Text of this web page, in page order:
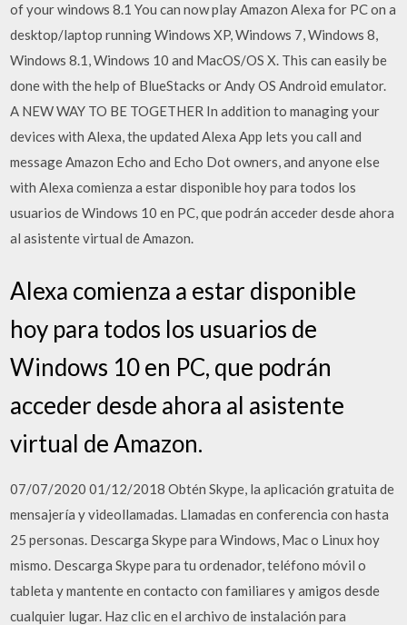
of your windows 8.1 You can now play Amazon Alexa for PC on a
desktop/laptop running Windows XP, Windows 7, Windows 8,
Windows 8.1, Windows 10 and MacOS/OS X. This can easily be
done with the help of BlueStacks or Andy OS Android emulator.
A NEW WAY TO BE TOGETHER In addition to managing your
devices with Alexa, the updated Alexa App lets you call and
message Amazon Echo and Echo Dot owners, and anyone else
with Alexa comienza a estar disponible hoy para todos los
usuarios de Windows 10 en PC, que podrán acceder desde ahora
al asistente virtual de Amazon.
Alexa comienza a estar disponible
hoy para todos los usuarios de
Windows 10 en PC, que podrán
acceder desde ahora al asistente
virtual de Amazon.
07/07/2020 01/12/2018 Obtén Skype, la aplicación gratuita de
mensajería y videollamadas. Llamadas en conferencia con hasta
25 personas. Descarga Skype para Windows, Mac o Linux hoy
mismo. Descarga Skype para tu ordenador, teléfono móvil o
tableta y mantente en contacto con familiares y amigos desde
cualquier lugar. Haz clic en el archivo de instalación para